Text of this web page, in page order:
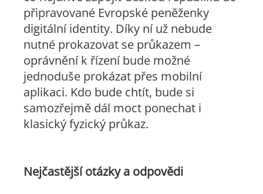
připravované Evropské peněženky
digitální identity. Díky ní už nebude
nutné prokazovat se průkazem –
oprávnění k řízení bude možné
jednoduše prokázat přes mobilní
aplikaci. Kdo bude chtít, bude si
samozřejmě dál moct ponechat i
klasický fyzický průkaz.
Nejčastější otázky a odpovědi